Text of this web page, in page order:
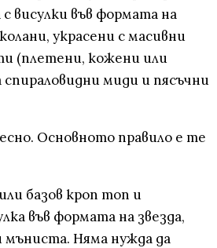
висулки във формата на
украсени с масивни
(плетени, кожени или
миди и пясъчни
Основното правило е те
базов кроп топ и
във формата на звезда,
мъниста. Няма нужда да